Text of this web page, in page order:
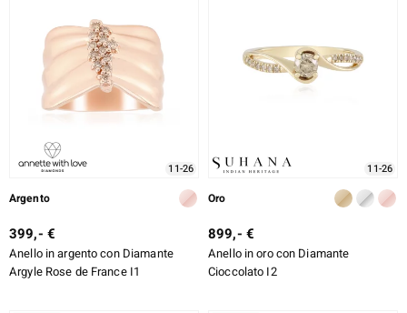
11-26
Argento
399,- €
Anello in argento con Diamante
Argyle Rose de France I1
11-26
Oro
899,- €
Anello in oro con Diamante
Cioccolato I2